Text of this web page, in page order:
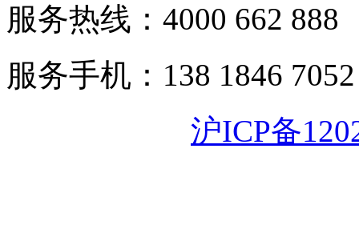
服务热线：4000 662 888
服务手机：138 1846 7052
沪ICP备